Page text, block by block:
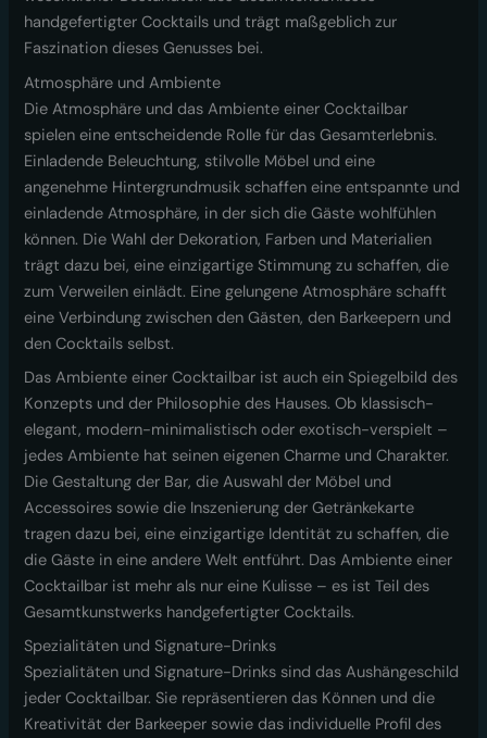
handgefertigter Cocktails und trägt maßgeblich zur
Faszination dieses Genusses bei.
Atmosphäre und Ambiente
Die Atmosphäre und das Ambiente einer Cocktailbar
spielen eine entscheidende Rolle für das Gesamterlebnis.
Einladende Beleuchtung, stilvolle Möbel und eine
angenehme Hintergrundmusik schaffen eine entspannte und
einladende Atmosphäre, in der sich die Gäste wohlfühlen
können. Die Wahl der Dekoration, Farben und Materialien
trägt dazu bei, eine einzigartige Stimmung zu schaffen, die
zum Verweilen einlädt. Eine gelungene Atmosphäre schafft
eine Verbindung zwischen den Gästen, den Barkeepern und
den Cocktails selbst.
Das Ambiente einer Cocktailbar ist auch ein Spiegelbild des
Konzepts und der Philosophie des Hauses. Ob klassisch-
elegant, modern-minimalistisch oder exotisch-verspielt –
jedes Ambiente hat seinen eigenen Charme und Charakter.
Die Gestaltung der Bar, die Auswahl der Möbel und
Accessoires sowie die Inszenierung der Getränkekarte
tragen dazu bei, eine einzigartige Identität zu schaffen, die
die Gäste in eine andere Welt entführt. Das Ambiente einer
Cocktailbar ist mehr als nur eine Kulisse – es ist Teil des
Gesamtkunstwerks handgefertigter Cocktails.
Spezialitäten und Signature-Drinks
Spezialitäten und Signature-Drinks sind das Aushängeschild
jeder Cocktailbar. Sie repräsentieren das Können und die
Kreativität der Barkeeper sowie das individuelle Profil des